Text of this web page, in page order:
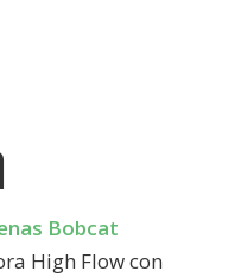
Bobcat
High Flow con